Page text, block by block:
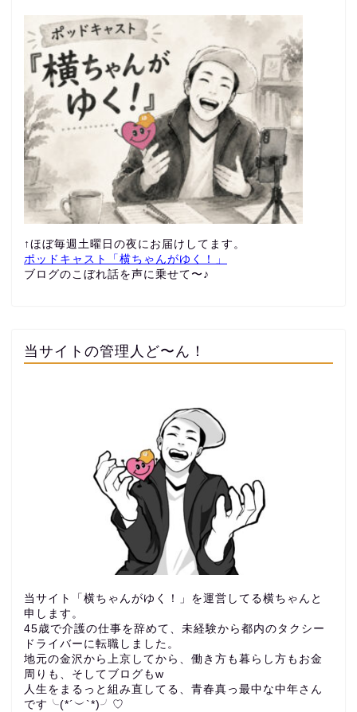
↑ほぼ毎週土曜日の夜にお届けしてます。
ポッドキャスト「横ちゃんがゆく！」
ブログのこぼれ話を声に乗せて〜♪
当サイトの管理人ど〜ん！
当サイト「横ちゃんがゆく！」を運営してる横ちゃんと
申します。
45歳で介護の仕事を辞めて、未経験から都内のタクシー
ドライバーに転職しました。
地元の金沢から上京してから、働き方も暮らし方もお金
周りも、 そしてブログもw
人生をまるっと組み直してる、青春真っ最中な中年さん
です╰(*´︶`*)╯♡